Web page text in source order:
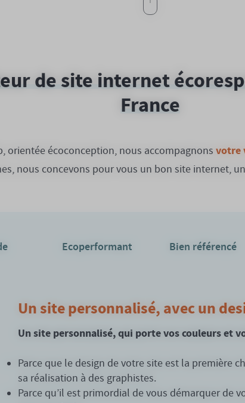
de site internet
France
orientée écoconception, nous accompagnons votre
nous concevons pour vous un bon site internet,
Ecoperformant Bien référencé
Un site personnalisé, avec un
Un site personnalisé, qui porte vos couleurs et
Parce que le design de votre site est la première
sa réalisation à des graphistes.
Parce qu’il est primordial de vous démarquer de